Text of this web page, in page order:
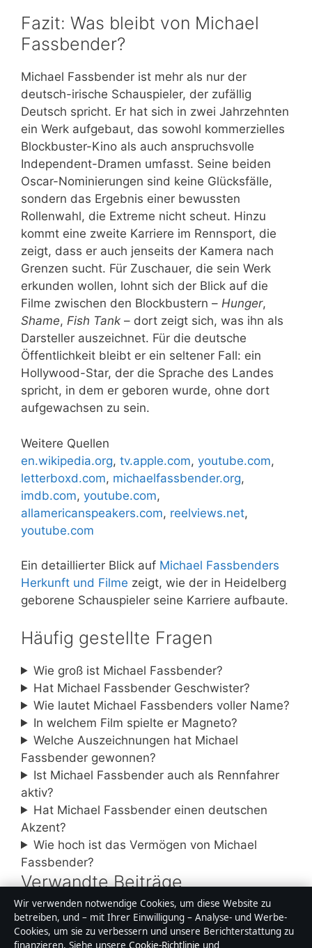
Fazit: Was bleibt von Michael
Fassbender?
Michael Fassbender ist mehr als nur der
deutsch-irische Schauspieler, der zufällig
Deutsch spricht. Er hat sich in zwei Jahrzehnten
ein Werk aufgebaut, das sowohl kommerzielles
Blockbuster-Kino als auch anspruchsvolle
Independent-Dramen umfasst. Seine beiden
Oscar-Nominierungen sind keine Glücksfälle,
sondern das Ergebnis einer bewussten
Rollenwahl, die Extreme nicht scheut. Hinzu
kommt eine zweite Karriere im Rennsport, die
zeigt, dass er auch jenseits der Kamera nach
Grenzen sucht. Für Zuschauer, die sein Werk
erkunden wollen, lohnt sich der Blick auf die
Filme zwischen den Blockbustern – Hunger,
Shame, Fish Tank – dort zeigt sich, was ihn als
Darsteller auszeichnet. Für die deutsche
Öffentlichkeit bleibt er ein seltener Fall: ein
Hollywood-Star, der die Sprache des Landes
spricht, in dem er geboren wurde, ohne dort
aufgewachsen zu sein.
Weitere Quellen
en.wikipedia.org, tv.apple.com, youtube.com,
letterboxd.com, michaelfassbender.org,
imdb.com, youtube.com,
allamericanspeakers.com, reelviews.net,
youtube.com
Ein detaillierter Blick auf Michael Fassbenders
Herkunft und Filme zeigt, wie der in Heidelberg
geborene Schauspieler seine Karriere aufbaute.
Häufig gestellte Fragen
Wie groß ist Michael Fassbender?
Hat Michael Fassbender Geschwister?
Wie lautet Michael Fassbenders voller Name?
In welchem Film spielte er Magneto?
Welche Auszeichnungen hat Michael
Fassbender gewonnen?
Ist Michael Fassbender auch als Rennfahrer
aktiv?
Hat Michael Fassbender einen deutschen
Akzent?
Wie hoch ist das Vermögen von Michael
Fassbender?
Verwandte Beiträge
Ralph Fiennes: Vorwürfe, Beziehungen
und berühmte Rollen
Wir verwenden notwendige Cookies, um diese Website zu
betreiben, und – mit Ihrer Einwilligung – Analyse- und Werbe-
Cookies, um sie zu verbessern und unsere Berichterstattung zu
finanzieren. Siehe unsere Cookie-Richtlinie und